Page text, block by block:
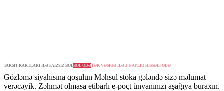
TAKSİT KARTLARI İLƏ FAİZSİZ BÖLBÖL ÖDƏTƏK VƏSİQƏ İLƏ 2-6 AYLIQ HİSSƏLİ ÖDƏ
Gözləmə siyahısına qoşulun Məhsul stoka gələndə sizə məlumat
verəcəyik. Zəhmət olmasa etibarlı e-poçt ünvanınızı aşağıya buraxın.